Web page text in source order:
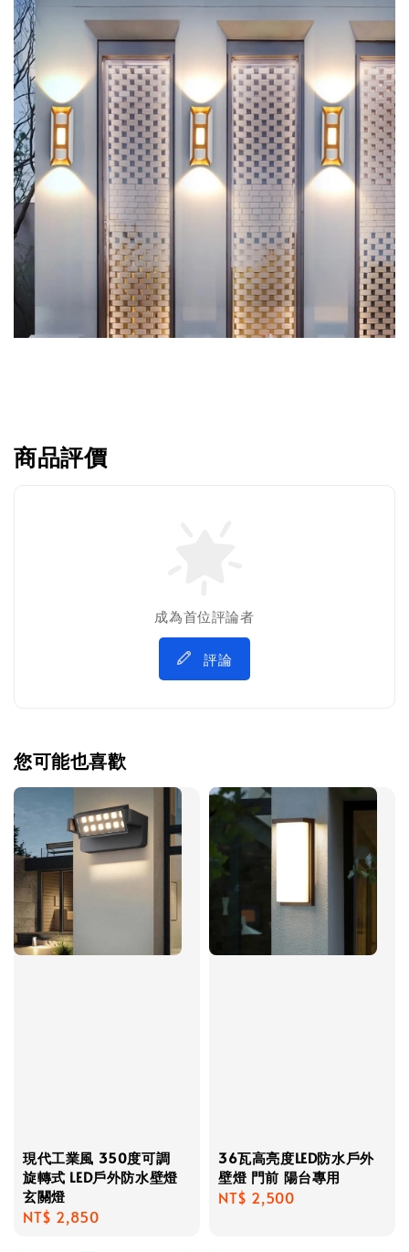
商品評價
成為首位評論者
評論
您可能也喜歡
現代工業風 350度可調
旋轉式 LED戶外防水壁燈
玄關燈
Regular
NT$ 2,850
36瓦高亮度LED防水戶外
壁燈 門前 陽台專用
Regular
NT$ 2,500